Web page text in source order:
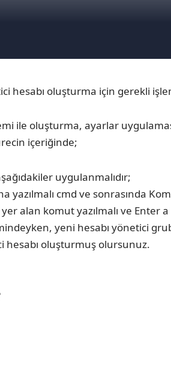
hesabı oluşturma için gerekli
ile oluşturma, ayarlar
içeriğinde;
uygulanmalıdır;
yazılmalı cmd ve sonrasında
alan komut yazılmalı ve Enter a
yeni hesabı yönetici
hesabı oluşturmuş olursunuz.